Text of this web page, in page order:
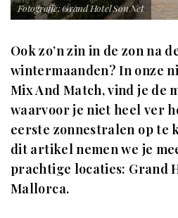
Fotografie: Grand Hotel Son Net
Ook zo’n zin in de zon na
wintermaanden? In onze
Mix And Match, vind je de
waarvoor je niet heel ver
eerste zonnestralen op te
dit artikel nemen we je
prachtige locaties: Grand
Mallorca.